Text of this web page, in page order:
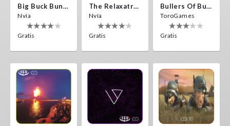
Big Buck Bunny
Nvía
Gratis
The Relaxatron
Nvía
Gratis
Bullers Of Buchan Aberdeen
ToroGames
Gratis